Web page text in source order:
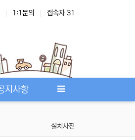
1:1문의 접속자 31
지사항
설치사진